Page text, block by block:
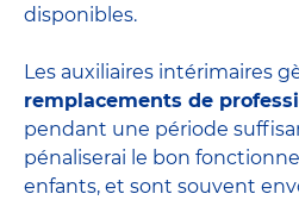
disponibles.
Les auxiliaires intérimaires
remplacements de
pendant une période
pénaliserai le bon
enfants, et sont souvent